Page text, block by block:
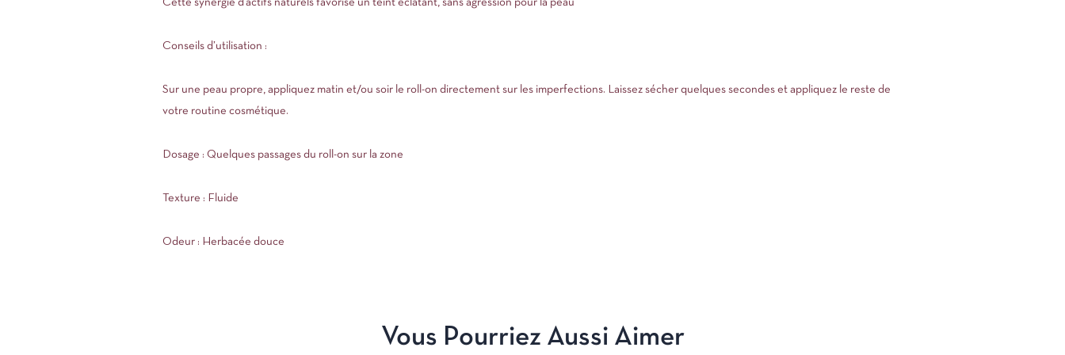
Cette synergie d’actifs naturels favorise un teint éclatant, sans agression pour la peau
Conseils d’utilisation :
Sur une peau propre, appliquez matin et/ou soir le roll-on directement sur les imperfections. Laissez sécher quelques secondes et appliquez le reste de
votre routine cosmétique.
Dosage : Quelques passages du roll-on sur la zone
Texture : Fluide
Odeur : Herbacée douce
Vous Pourriez Aussi Aimer